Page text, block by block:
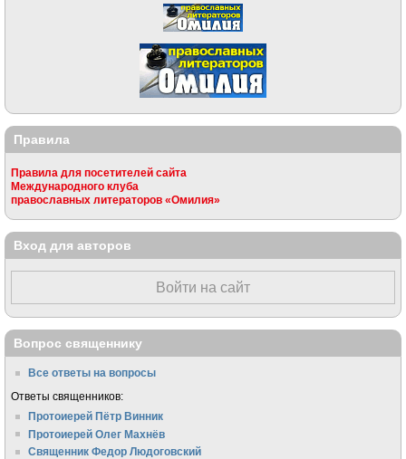
Правила
Правила для посетителей сайта
Международного клуба
православных литераторов «Омилия»
Вход для авторов
Войти на сайт
Вопрос священнику
Все ответы на вопросы
Ответы священников:
Протоиерей Пётр Винник
Протоиерей Олег Махнёв
Священник Федор Людоговский